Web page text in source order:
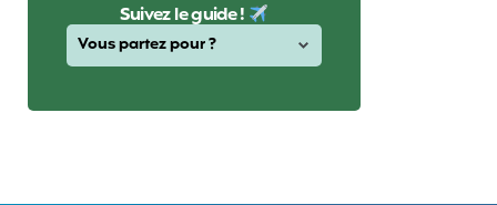
Suivez le guide !